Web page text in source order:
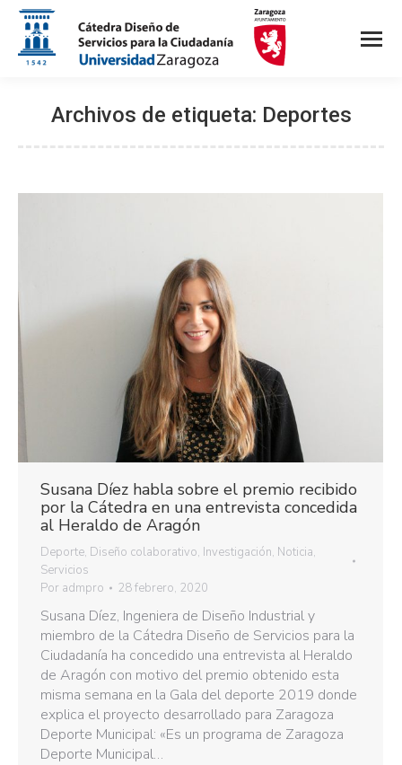
Archivos de etiqueta: Deportes
Susana Díez habla sobre el premio recibido
por la Cátedra en una entrevista concedida
al Heraldo de Aragón
Deporte, Diseño colaborativo, Investigación, Noticia,
Servicios
Por admpro 28 febrero, 2020
Susana Díez, Ingeniera de Diseño Industrial y
miembro de la Cátedra Diseño de Servicios para la
Ciudadanía ha concedido una entrevista al Heraldo
de Aragón con motivo del premio obtenido esta
misma semana en la Gala del deporte 2019 donde
explica el proyecto desarrollado para Zaragoza
Deporte Municipal: «Es un programa de Zaragoza
Deporte Municipal…